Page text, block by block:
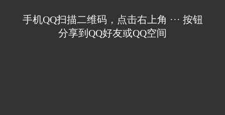
手机QQ扫描二维码，点击右上角 ··· 按钮
分享到QQ好友或QQ空间